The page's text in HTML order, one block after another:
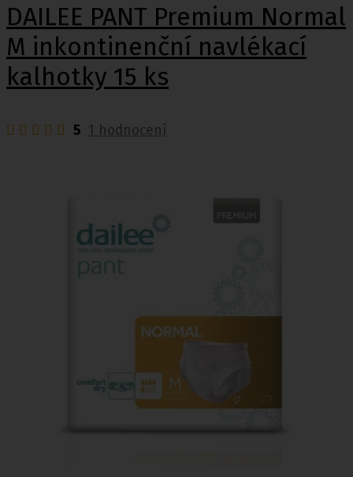
DAILEE PANT Premium Normal
M inkontinenční navlékací
kalhotky 15 ks
5 1 hodnocení